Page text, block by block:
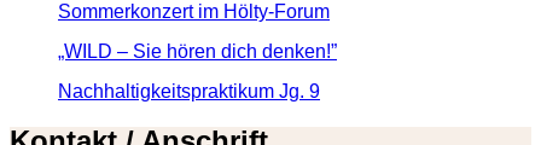
Sommerkonzert im Hölty-Forum
„WILD – Sie hören dich denken!”
Nachhaltigkeitspraktikum Jg. 9